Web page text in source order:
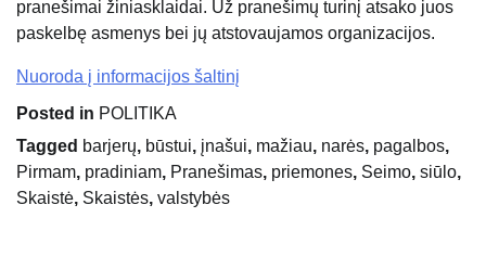
pranešimai žiniasklaidai. Už pranešimų turinį atsako juos
paskelbę asmenys bei jų atstovaujamos organizacijos.
Nuoroda į informacijos šaltinį
Posted in POLITIKA
Tagged barjerų, būstui, įnašui, mažiau, narės, pagalbos,
Pirmam, pradiniam, Pranešimas, priemones, Seimo, siūlo,
Skaistė, Skaistės, valstybės